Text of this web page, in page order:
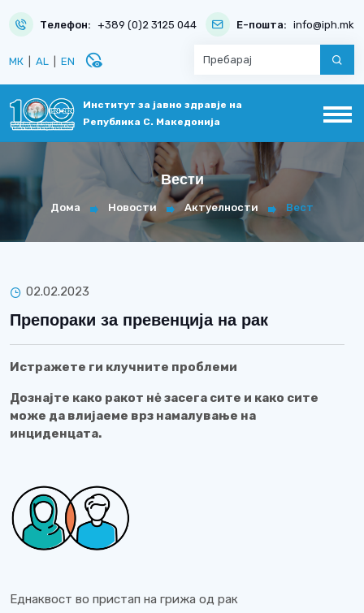
Телефон: +389 (0)2 3125 044 Е-пошта: info@iph.mk
МК AL EN disabled_visible
Институт за јавно здравје на
Република С. Македонија
Вести
Дома Новости Актуелности Вест
02.02.2023
Препораки за превенција на рак
Истражете ги клучните проблеми
Дознајте како ракот нė засега сите и како сите
може да влијаеме врз намалување на
инциденцата.
Еднаквост во пристап на грижа од рак